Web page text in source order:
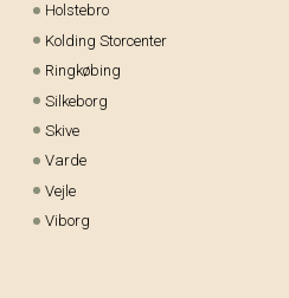
Holstebro
Kolding Storcenter
Ringkøbing
Silkeborg
Skive
Varde
Vejle
Viborg